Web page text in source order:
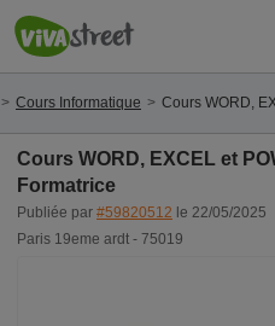
Cours Informatique Cours WORD,
Cours WORD, EXCEL et
Formatrice
Publiée par #59820512 le 22/05/2025
Paris 19eme ardt - 75019